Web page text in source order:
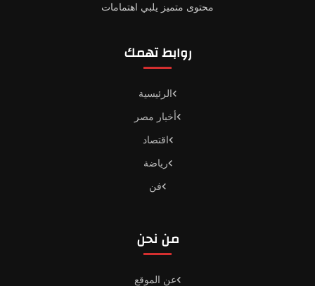
محتوى متميز يلبي اهتمامات
روابط تهمك
الرئيسية
أخبار مصر
اقتصاد
رياضة
فن
من نحن
عن الموقع